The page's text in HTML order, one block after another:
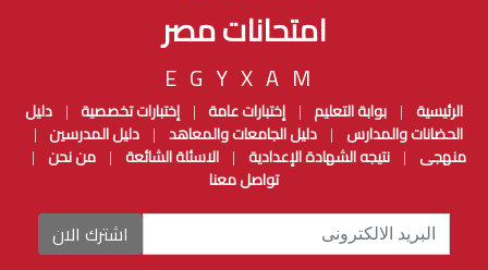
امتحانات مصر
EGYXAM
الرئيسية بوابة التعليم إختبارات عامة إختبارات تخصصية
دليل
الحضانات والمدارس
دليل الجامعات والمعاهد دليل المدرسين
منهجى |نتيجه الشهادة الإعدادية الاسئلة الشائعة |من نحن
تواصل معنا
اشترك الان